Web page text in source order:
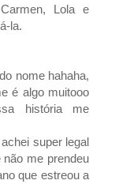
Lola e
la.
nome hahaha,
é algo muitooo
história me
super legal
me prendeu
que estreou a